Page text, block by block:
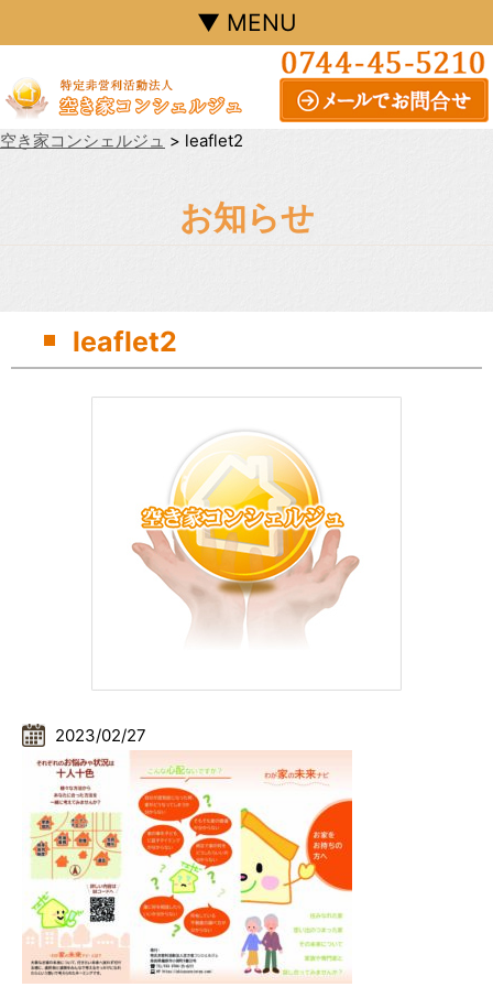
▼ MENU
空き家コンシェルジュ > leaflet2
お知らせ
leaflet2
2023/02/27